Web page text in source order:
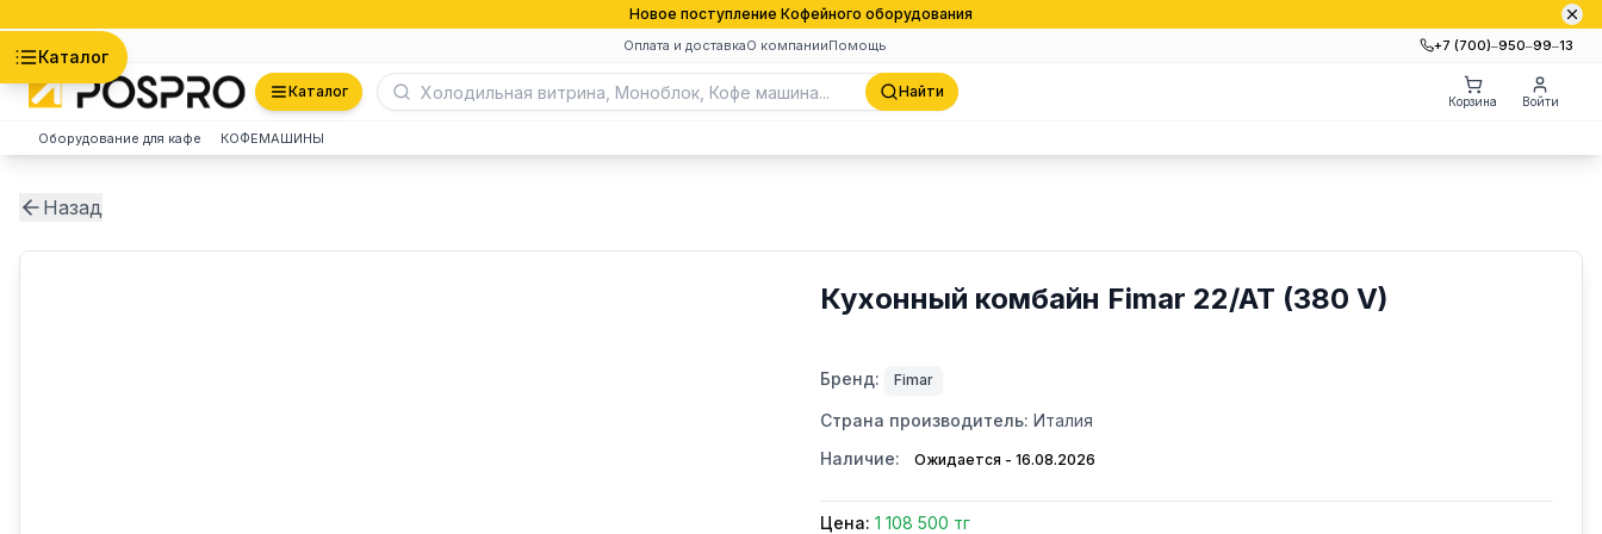
Новое поступление Кофейного оборудования
Оплата и доставкаО компанииПомощь +7 (700)‒950‒99‒13
Каталог
Каталог Найти
Корзина Войти
Оборудование для кафе КОФЕМАШИНЫ
Назад
Кухонный комбайн Fimar 22/AT (380 V)
Бренд: Fimar
Страна производитель: Италия
Наличие:
Ожидается - 16.08.2026
Цена: 1 108 500 тг